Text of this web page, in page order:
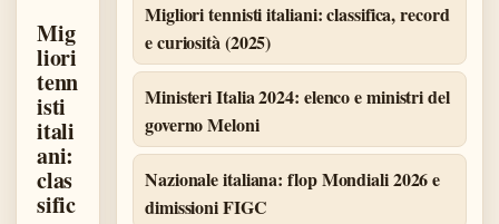
Mig
liori
tenn
isti
itali
ani:
clas
sific
Migliori tennisti italiani: classifica, record
e curiosità (2025)
Ministeri Italia 2024: elenco e ministri del
governo Meloni
Nazionale italiana: flop Mondiali 2026 e
dimissioni FIGC